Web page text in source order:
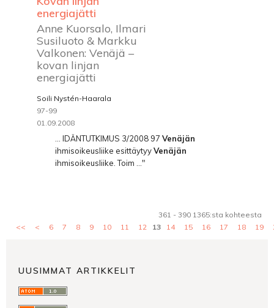
energiajätti
Anne Kuorsalo, Ilmari
Susiluoto & Markku
Valkonen: Venäjä –
kovan linjan
energiajätti
Soili Nystén-Haarala
97-99
01.09.2008
... IDÄNTUTKIMUS 3/2008 97 Venäjän
ihmisoikeusliike esittäytyyVenäjän
ihmisoikeusliike. Toim ..."
361 - 390 1365:sta kohteesta
<<
< 6 7 8 9 10 11 12 13 14 15 16 17 18 19
UUSIMMAT ARTIKKELIT